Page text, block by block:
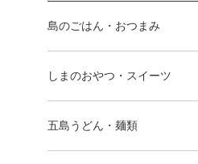
島のごはん・おつまみ
しまのおやつ・スイーツ
五島うどん・麺類